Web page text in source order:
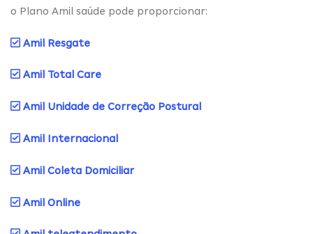
o Plano Amil saúde pode proporcionar:
Amil Resgate
Amil Total Care
Amil Unidade de Correção Postural
Amil Internacional
Amil Coleta Domiciliar
Amil Online